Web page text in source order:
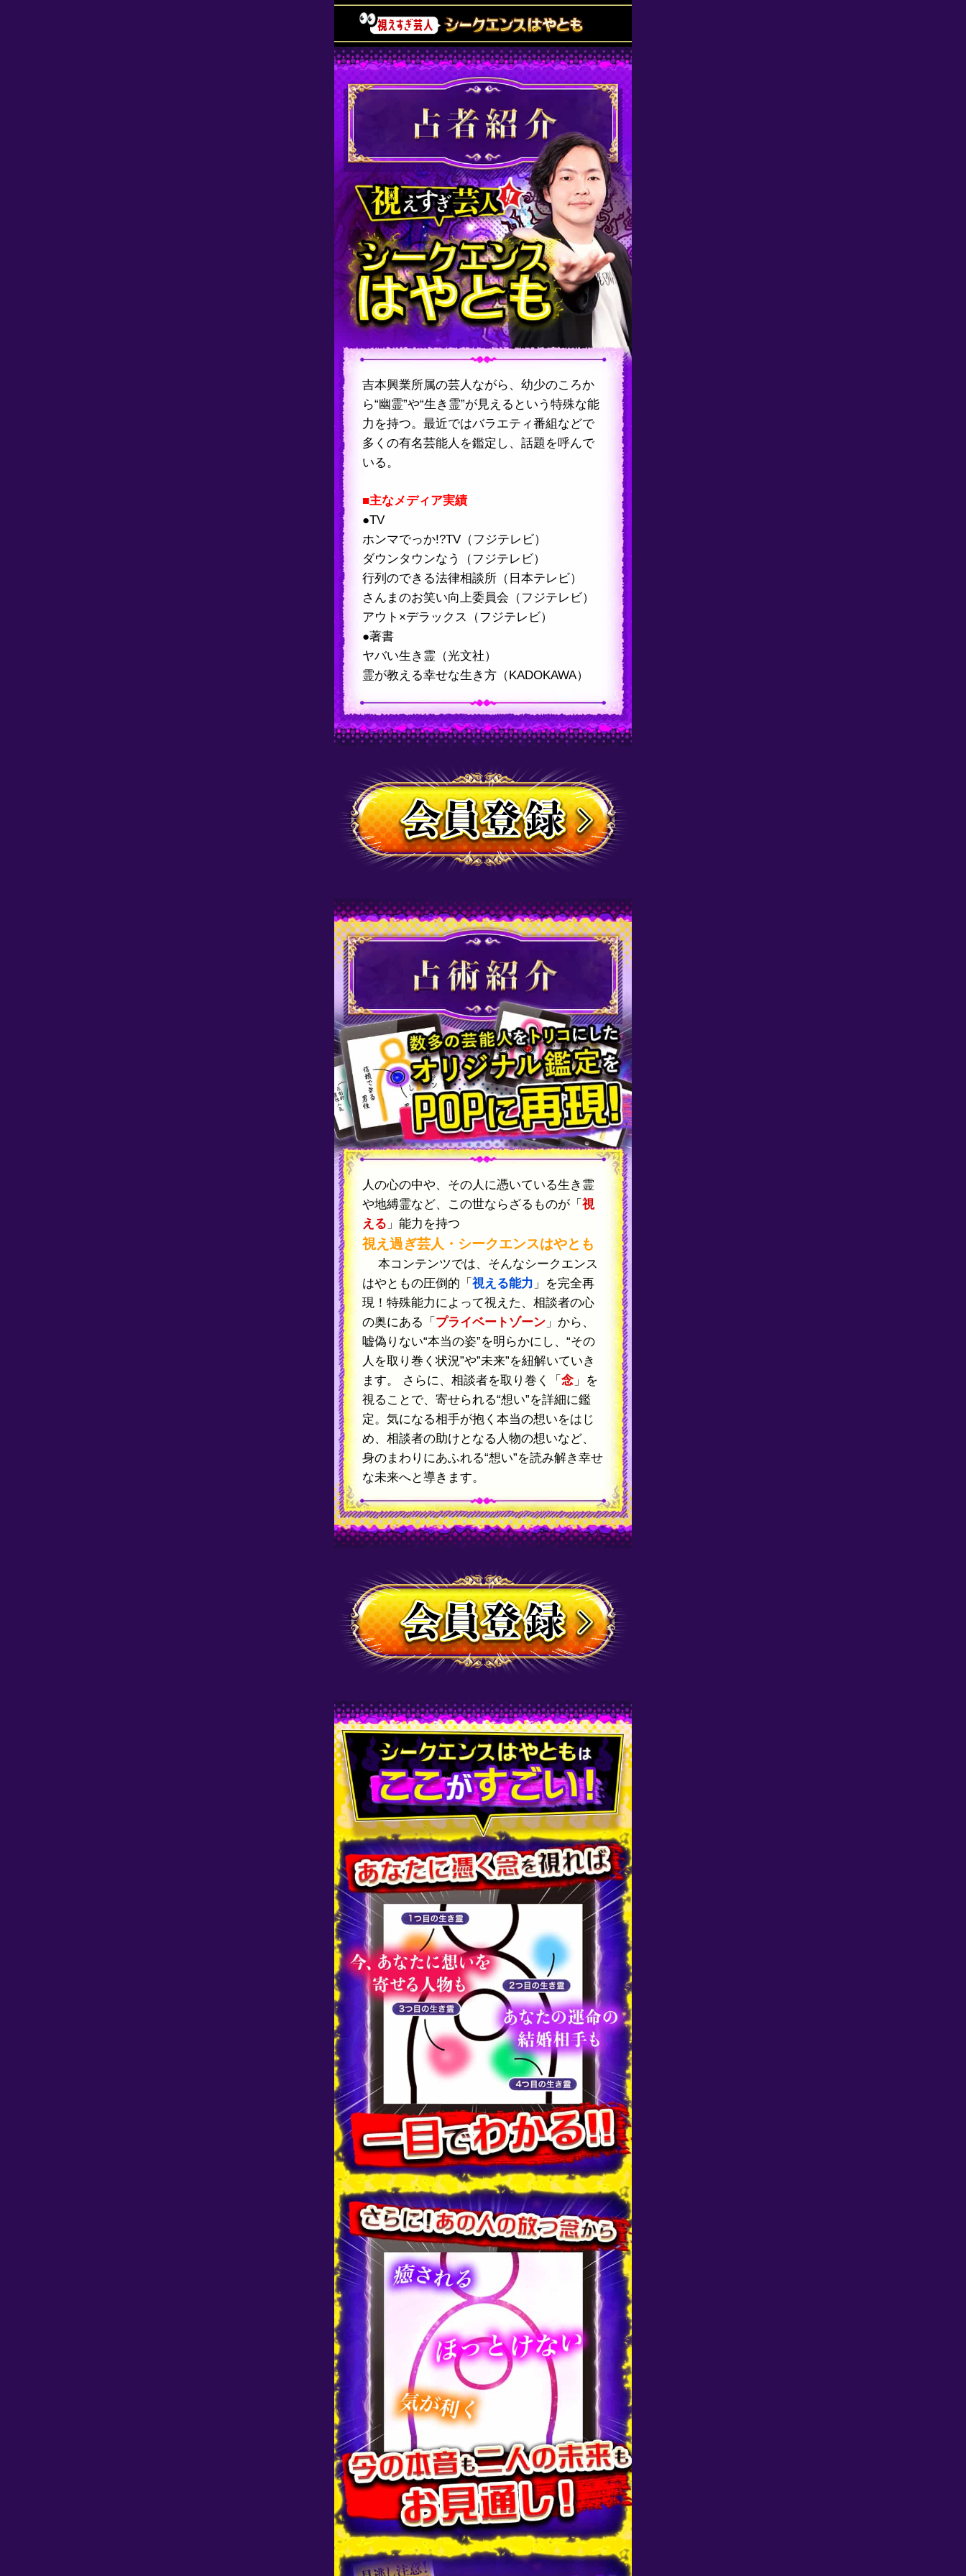
吉本興業所属の芸人ながら、幼少のころか
ら“幽霊”や“生き霊”が見えるという特殊な能
力を持つ。最近ではバラエティ番組などで
多くの有名芸能人を鑑定し、話題を呼んで
■主なメディア実績
ホンマでっか!?TV（フジテレビ）
ダウンタウンなう（フジテレビ）
行列のできる法律相談所（日本テレビ）
さんまのお笑い向上委員会（フジテレビ）
アウト×デラックス（フジテレビ）
霊（光文社）
霊が教える幸せな生き方（KADOKAWA）
人の心の中や、その人に憑いている生き霊
や地縛霊など、この世ならざるものが「視
」能力を持つ
視え過ぎ芸人・シークエンスはやとも
本コンテンツでは、そんなシークエンス
はやともの圧倒的「 」を完全再
現！特殊能力によって視えた、相談者の心
の奥にある「プライベートゾーン 」から、
嘘偽りない“本当の姿”を明らかにし、“その
人を取り巻く状況”や”未来”を紐解いていき
ます。 さらに、相談者を取り巻く「念」を
視ることで、寄せられる“想い”を詳細に鑑
定。気になる相手が抱く本当の想いをはじ
め、相談者の助けとなる人物の想いなど、
身のまわりにあふれる“想い”を読み解き幸せ
な未来へと導きます。